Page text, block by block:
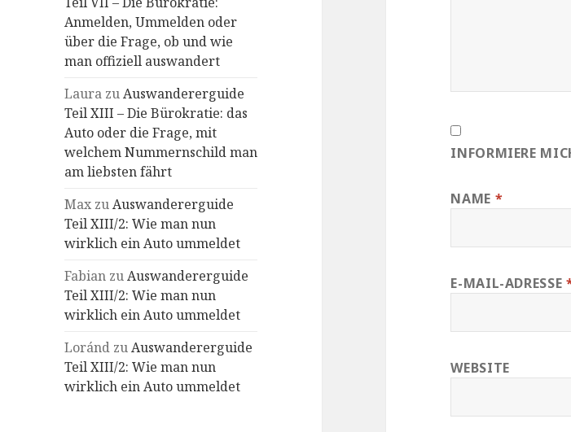
Anmelden, Ummelden oder
über die Frage, ob und wie
man offiziell auswandert
Laura zuAuswandererguide
Teil XIII – Die Bürokratie: das
Auto oder die Frage, mit
welchem Nummernschild man
am liebsten fährt
Max zuAuswandererguide
Teil XIII/2: Wie man nun
wirklich ein Auto ummeldet
Fabian zuAuswandererguide
Teil XIII/2: Wie man nun
wirklich ein Auto ummeldet
Loránd zuAuswandererguide
Teil XIII/2: Wie man nun
wirklich ein Auto ummeldet
INFORMIERE
NAME *
E-MAIL-ADRESSE
WEBSITE